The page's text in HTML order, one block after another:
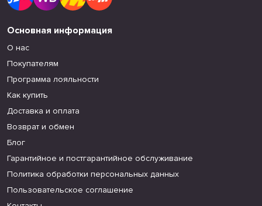
Основная информация
О нас
Покупателям
Программа лояльности
Как купить
Доставка и оплата
Возврат и обмен
Блог
Гарантийное и постгарантийное обслуживание
Политика обработки персональных данных
Пользовательское соглашение